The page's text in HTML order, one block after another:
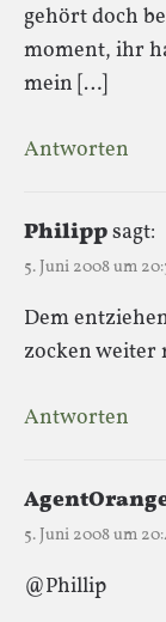
gehört doch
moment, ihr
mein […]
Antworten
Philippsagt:
5. Juni 2008 um
Dem
zocken
Antworten
5. Juni 2008 um
@Phillip